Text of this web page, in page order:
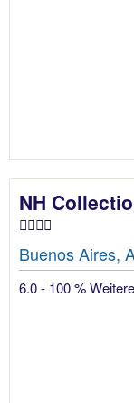
NH
Buenos Aires,
6.0 - 100 %